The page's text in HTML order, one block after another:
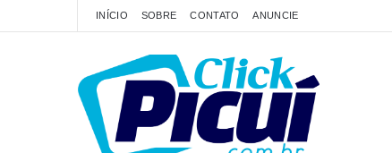
INÍCIO SOBRE CONTATO ANUNCIE